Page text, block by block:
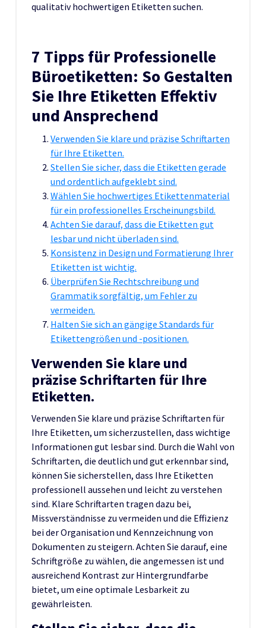
qualitativ hochwertigen Etiketten suchen.
7 Tipps für Professionelle
Büroetiketten: So Gestalten
Sie Ihre Etiketten Effektiv
und Ansprechend
Verwenden Sie klare und präzise Schriftarten
für Ihre Etiketten.
Stellen Sie sicher, dass die Etiketten gerade
und ordentlich aufgeklebt sind.
Wählen Sie hochwertiges Etikettenmaterial
für ein professionelles Erscheinungsbild.
Achten Sie darauf, dass die Etiketten gut
lesbar und nicht überladen sind.
Konsistenz in Design und Formatierung Ihrer
Etiketten ist wichtig.
Überprüfen Sie Rechtschreibung und
Grammatik sorgfältig, um Fehler zu
vermeiden.
Halten Sie sich an gängige Standards für
Etikettengrößen und -positionen.
Verwenden Sie klare und
präzise Schriftarten für Ihre
Etiketten.
Verwenden Sie klare und präzise Schriftarten für
Ihre Etiketten, um sicherzustellen, dass wichtige
Informationen gut lesbar sind. Durch die Wahl von
Schriftarten, die deutlich und gut erkennbar sind,
können Sie sicherstellen, dass Ihre Etiketten
professionell aussehen und leicht zu verstehen
sind. Klare Schriftarten tragen dazu bei,
Missverständnisse zu vermeiden und die Effizienz
bei der Organisation und Kennzeichnung von
Dokumenten zu steigern. Achten Sie darauf, eine
Schriftgröße zu wählen, die angemessen ist und
ausreichend Kontrast zur Hintergrundfarbe
bietet, um eine optimale Lesbarkeit zu
gewährleisten.